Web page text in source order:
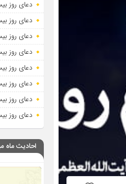
دعای روز
دعای روز
دعای روز
دعای روز
دعای روز
دعای روز
دعای روز
دعای روز
احادیث ماه